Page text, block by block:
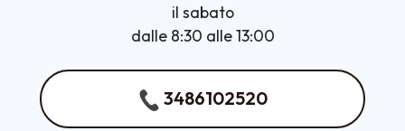
il sabato
dalle 8:30 alle 13:00
3486102520